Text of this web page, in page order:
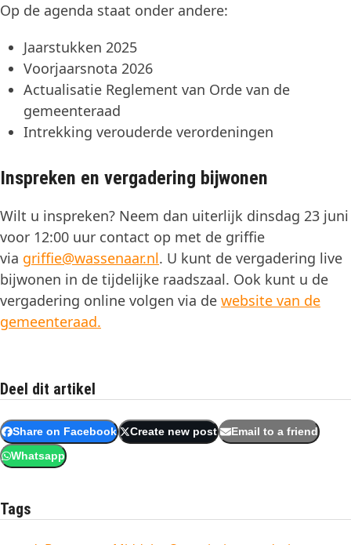
Op de agenda staat onder andere:
Jaarstukken 2025
Voorjaarsnota 2026
Actualisatie Reglement van Orde van de
gemeenteraad
Intrekking verouderde verordeningen
Inspreken en vergadering bijwonen
Wilt u inspreken? Neem dan uiterlijk dinsdag 23 juni
voor 12:00 uur contact op met de griffie
via griffie@wassenaar.nl. U kunt de vergadering live
bijwonen in de tijdelijke raadszaal. Ook kunt u de
vergadering online volgen via de website van de
gemeenteraad.
Deel dit artikel
Share on Facebook Create new post Email to a friend
Whatsapp
Tags